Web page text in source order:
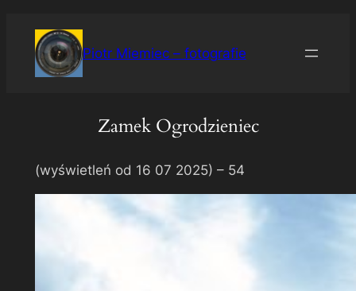
treści
Piotr Miemiec – fotografie
Zamek Ogrodzieniec
(wyświetleń od 16 07 2025) – 54